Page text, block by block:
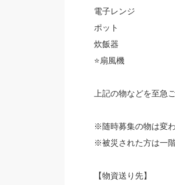
電子レンジ
ポット
炊飯器
⭐️扇風機
上記の物などを至急
※随時募集の物は変わ
※被災された方は一
【物資送り先】